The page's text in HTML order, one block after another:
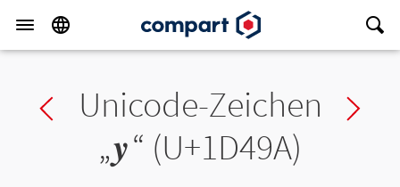
Previous char
Unicode-Zeichen
„𝒚“ (U+1D49A)